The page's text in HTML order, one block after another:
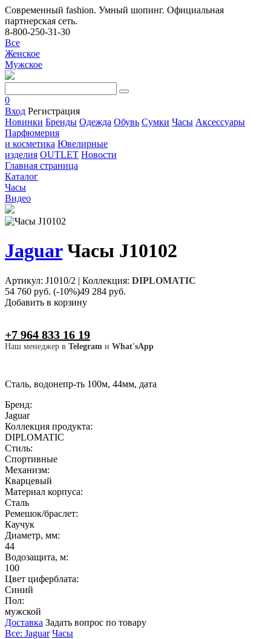
Современный fashion. Умный шопинг. Официальная
партнерская сеть.
8-800-250-31-30
Все
Женское
Мужское
0
Вход Регистрация
Новинки Бренды Одежда Обувь Сумки Часы Аксессуары
Парфюмерия
и косметика Ювелирные
изделия OUTLET Новости
Главная страница
Каталог
Часы
Видео
JaguarЧасы J10102
Артикул: J1010/2 | Коллекция: DIPLOMATIC
54 760 руб. (-10%)49 284 руб.
Добавить в корзину
+7 964 833 16 19
Наш менеджер в Telegram и What'sApp
Сталь, водонепр-ть 100м, 44мм, дата
Бренд:
Jaguar
Коллекция продукта:
DIPLOMATIC
Стиль:
Спортивные
Механизм:
Кварцевый
Материал корпуса:
Сталь
Ремешок/браслет:
Каучук
Диаметр, мм:
44
Водозащита, м:
100
Цвет циферблата:
Синий
Пол:
мужской
Доставка Задать вопрос по товару
Все: Jaguar Часы